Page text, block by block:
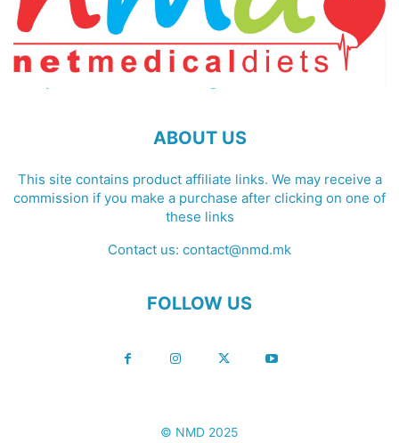
ABOUT US
This site contains product affiliate links. We may receive a
commission if you make a purchase after clicking on one of
these links
Contact us: contact@nmd.mk
FOLLOW US
© NMD 2025